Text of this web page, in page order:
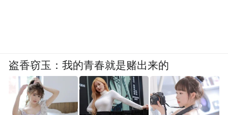
盗香窃玉：我的青春就是赌出来的